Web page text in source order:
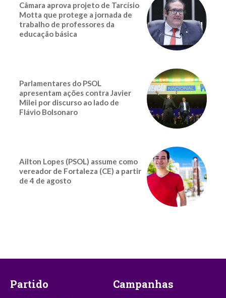
Câmara aprova projeto de Tarcísio
Motta que protege a jornada de
trabalho de professores da
educação básica
Parlamentares do PSOL
apresentam ações contra Javier
Milei por discurso ao lado de
Flávio Bolsonaro
Ailton Lopes (PSOL) assume como
vereador de Fortaleza (CE) a partir
de 4 de agosto
Partido Campanhas